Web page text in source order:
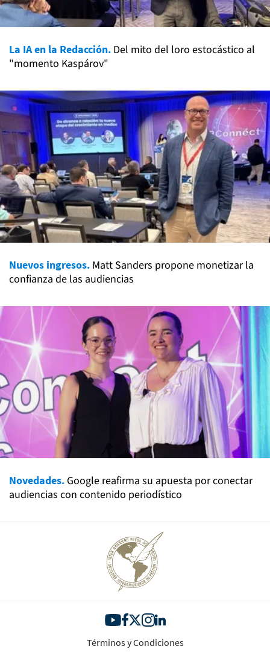
La IA en la Redacción. Del mito del loro estocástico al
"momento Kaspárov"
Nuevos ingresos. Matt Sanders propone monetizar la
confianza de las audiencias
Novedades. Google reafirma su apuesta por conectar
audiencias con contenido periodístico
Términos y Condiciones